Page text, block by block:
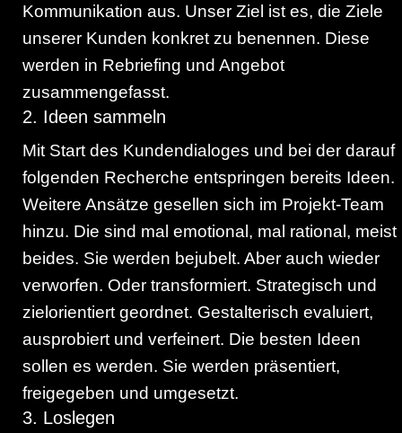
Kommunikation aus. Unser Ziel ist es, die Ziele
unserer Kunden konkret zu benennen. Diese
werden in Rebriefing und Angebot
zusammengefasst.
2. Ideen sammeln
Mit Start des Kundendialoges und bei der darauf
folgenden Recherche entspringen bereits Ideen.
Weitere Ansätze gesellen sich im Projekt-Team
hinzu. Die sind mal emotional, mal rational, meist
beides. Sie werden bejubelt. Aber auch wieder
verworfen. Oder transformiert. Strategisch und
zielorientiert geordnet. Gestalterisch evaluiert,
ausprobiert und verfeinert. Die besten Ideen
sollen es werden. Sie werden präsentiert,
freigegeben und umgesetzt.
3. Loslegen